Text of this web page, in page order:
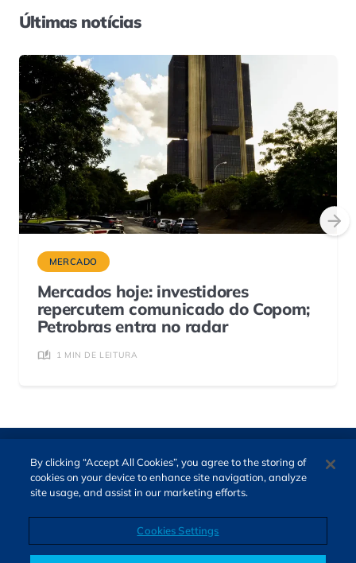
Últimas notícias
MERCADO
Mercados hoje: investidores
repercutem comunicado do Copom;
Petrobras entra no radar
1 MIN DE LEITURA
By clicking “Accept All Cookies”, you agree to the storing of
cookies on your device to enhance site navigation, analyze
site usage, and assist in our marketing efforts.
Cookies Settings